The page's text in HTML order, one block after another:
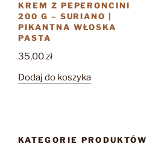
KREM Z PEPERONCINI
200 G – SURIANO |
PIKANTNA WŁOSKA
PASTA
35,00zł
Dodaj do koszyka
KATEGORIE PRODUKTÓW